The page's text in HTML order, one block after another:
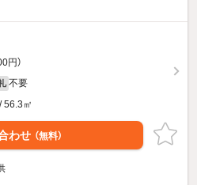
円）
不要
56.3㎡
わせ （無料）